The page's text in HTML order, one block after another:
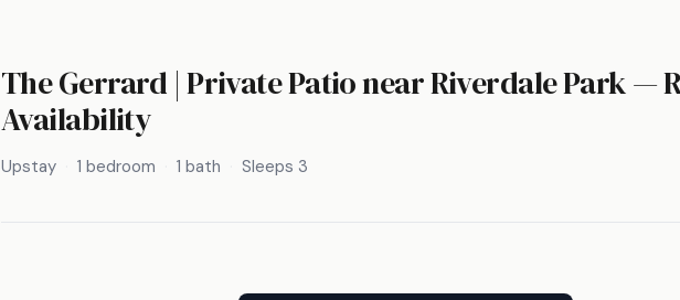
The Gerrard | Private Patio near Riverdale Park —
Availability
Upstay 1 bedroom 1 bath Sleeps 3